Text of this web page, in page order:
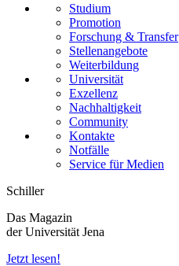
Studium
Promotion
Forschung & Transfer
Stellenangebote
Weiterbildung
Universität
Exzellenz
Nachhaltigkeit
Community
Kontakte
Notfälle
Service für Medien
Schiller
Das Magazin
der Universität Jena
Jetzt lesen!